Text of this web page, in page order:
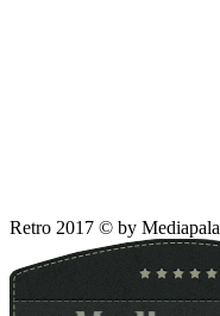
Retro 2017 © by Mediapala